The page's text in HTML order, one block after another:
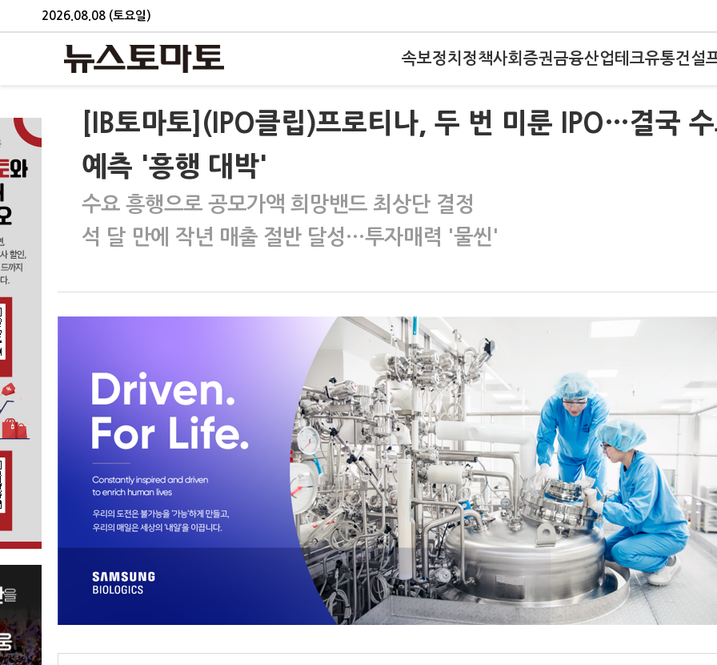
2026.08.08 (토요일)
속보정치 정책사회 증권금융산업테크유통건설
[IB토마토](IPO클립)프로티나, 두 번 미룬 IPO…결국
예측 '흥행 대박'
수요 흥행으로 공모가액 희망밴드 최상단 결정
석 달 만에 작년 매출 절반 달성…투자매력 '물씬'